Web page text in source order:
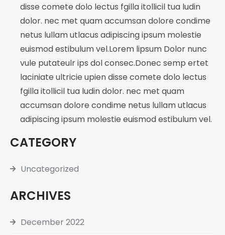
disse comete dolo lectus fgilla itollicil tua ludin
dolor. nec met quam accumsan dolore condime
netus lullam utlacus adipiscing ipsum molestie
euismod estibulum vel.Lorem lipsum Dolor nunc
vule putateulr ips dol consec.Donec semp ertet
laciniate ultricie upien disse comete dolo lectus
fgilla itollicil tua ludin dolor. nec met quam
accumsan dolore condime netus lullam utlacus
adipiscing ipsum molestie euismod estibulum vel.
CATEGORY
Uncategorized
ARCHIVES
December 2022